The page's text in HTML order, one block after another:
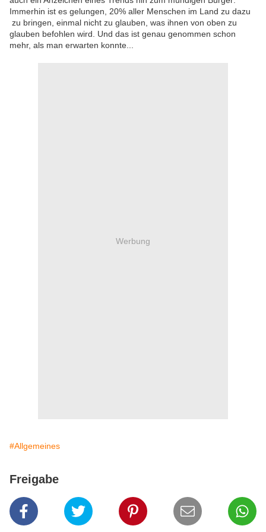
Immerhin ist es gelungen, 20% aller Menschen im Land zu dazu
zu bringen, einmal nicht zu glauben, was ihnen von oben zu
glauben befohlen wird. Und das ist genau genommen schon
mehr, als man erwarten konnte...
Werbung
#Allgemeines
Freigabe